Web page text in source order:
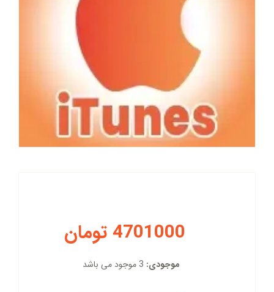
4701000 تومان
موجودی: